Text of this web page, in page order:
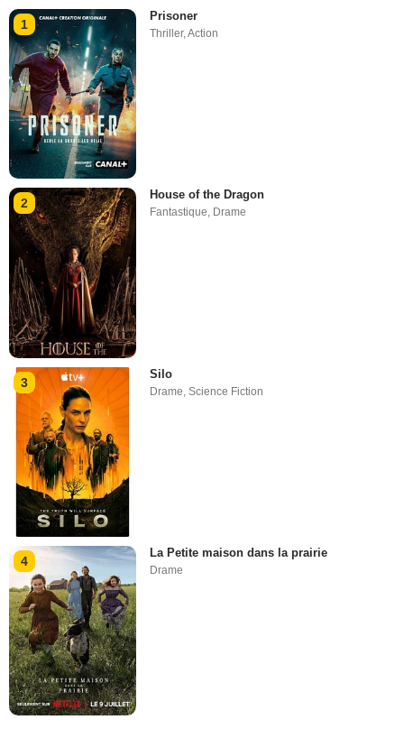
1
Prisoner
Thriller,Action
2
House of the Dragon
Fantastique, Drame
3
Silo
Drame ,Science Fiction
4
La Petite maison dans la prairie
Drame